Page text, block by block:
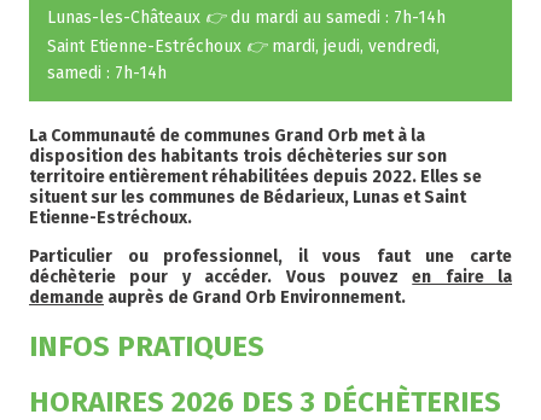
Lunas-les-Châteaux 👉du mardi au samedi : 7h-14h
Saint Etienne-Estréchoux 👉 mardi, jeudi, vendredi,
samedi : 7h-14h
La Communauté de communes Grand Orb met à la
disposition des habitants trois déchèteries sur son
territoire entièrement réhabilitées depuis 2022. Elles se
situent sur les communes de Bédarieux, Lunas et Saint
Etienne-Estréchoux.
Particulier ou professionnel, il vous faut une carte
déchèterie pour y accéder. Vous pouvezen faire la
demande auprès de Grand Orb Environnement.
INFOS PRATIQUES
HORAIRES 2026 DES 3 DÉCHÈTERIES